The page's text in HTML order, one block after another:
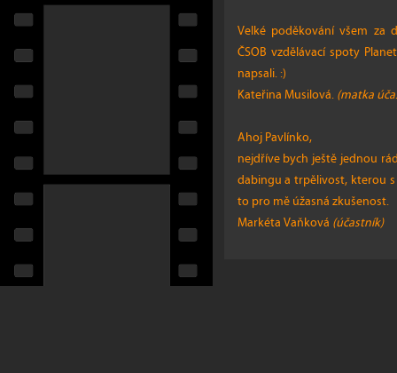
Velké poděkování všem
ČSOB vzdělávací spoty
napsali. :)
Kateřina Musilová.(matka
Ahoj Pavlínko,
nejdříve bych ještě jednou
dabingu a trpělivost, kterou
to pro mě úžasná zkušenost.
Markéta Vaňková (účastník)